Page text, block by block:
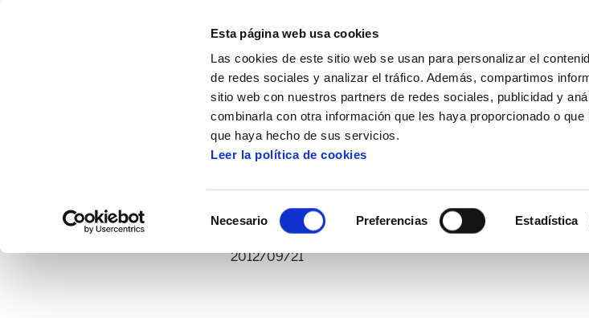
Esta página web usa cookies
Las cookies de este sitio web se usan para personalizar el
de redes sociales y analizar el tráfico. Además, compartimos
sitio web con nuestros partners de redes sociales, publicidad y
combinarla con otra información que les haya proporcionado o
que haya hecho de sus servicios.
Leer la política de cookies
Necesario Preferencias Estadística
Vídeos No vamos a resignarnos y quedarnos impasibles
No vamos a resignarnos y
2012/09/21